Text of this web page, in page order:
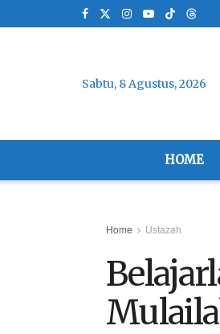
Sabtu, 8 Agustus, 2026
HOME
Home Ustazah